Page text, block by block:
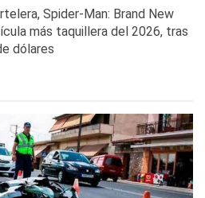
Spider-Man: Brand New
más taquillera del 2026, tras
dólares